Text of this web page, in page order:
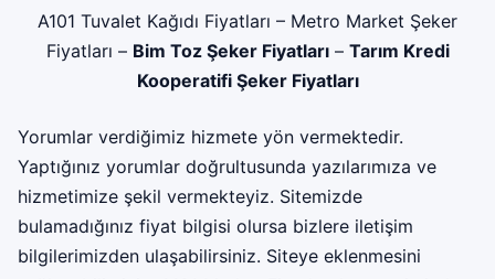
A101 Tuvalet Kağıdı Fiyatları – Metro Market Şeker
Fiyatları – Bim Toz Şeker Fiyatları– Tarım Kredi
Kooperatifi Şeker Fiyatları
Yorumlar verdiğimiz hizmete yön vermektedir.
Yaptığınız yorumlar doğrultusunda yazılarımıza ve
hizmetimize şekil vermekteyiz. Sitemizde
bulamadığınız fiyat bilgisi olursa bizlere iletişim
bilgilerimizden ulaşabilirsiniz. Siteye eklenmesini